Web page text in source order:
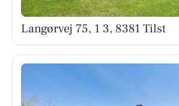
Langørvej 75, 1 3, 8381 Tilst